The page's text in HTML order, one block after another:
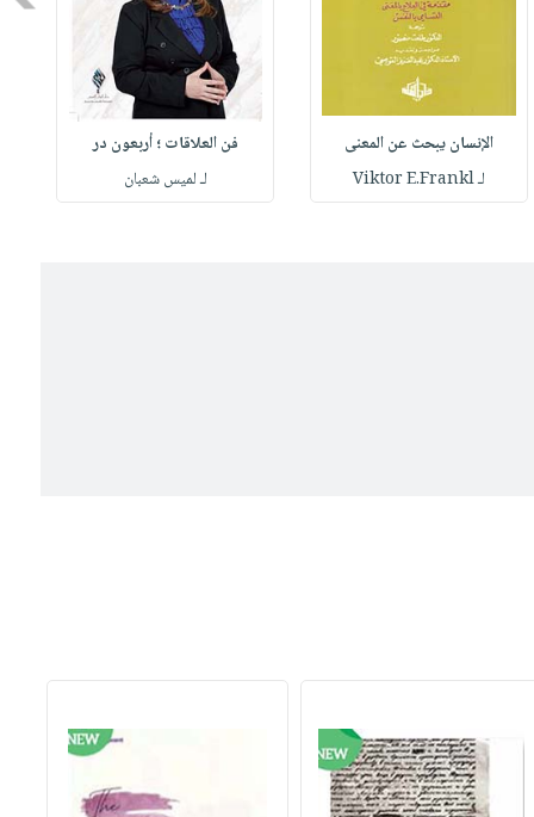
الإنسان يبحث عن المعنى
لـ Viktor E.Frankl
فن العلاقات ؛ أربعون در
لـ لميس شعبان